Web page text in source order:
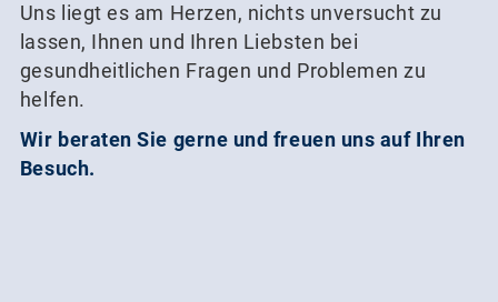
Uns liegt es am Herzen, nichts unversucht zu
lassen, Ihnen und Ihren Liebsten bei
gesundheitlichen Fragen und Problemen zu
helfen.
Wir beraten Sie gerne und freuen uns auf Ihren
Besuch.